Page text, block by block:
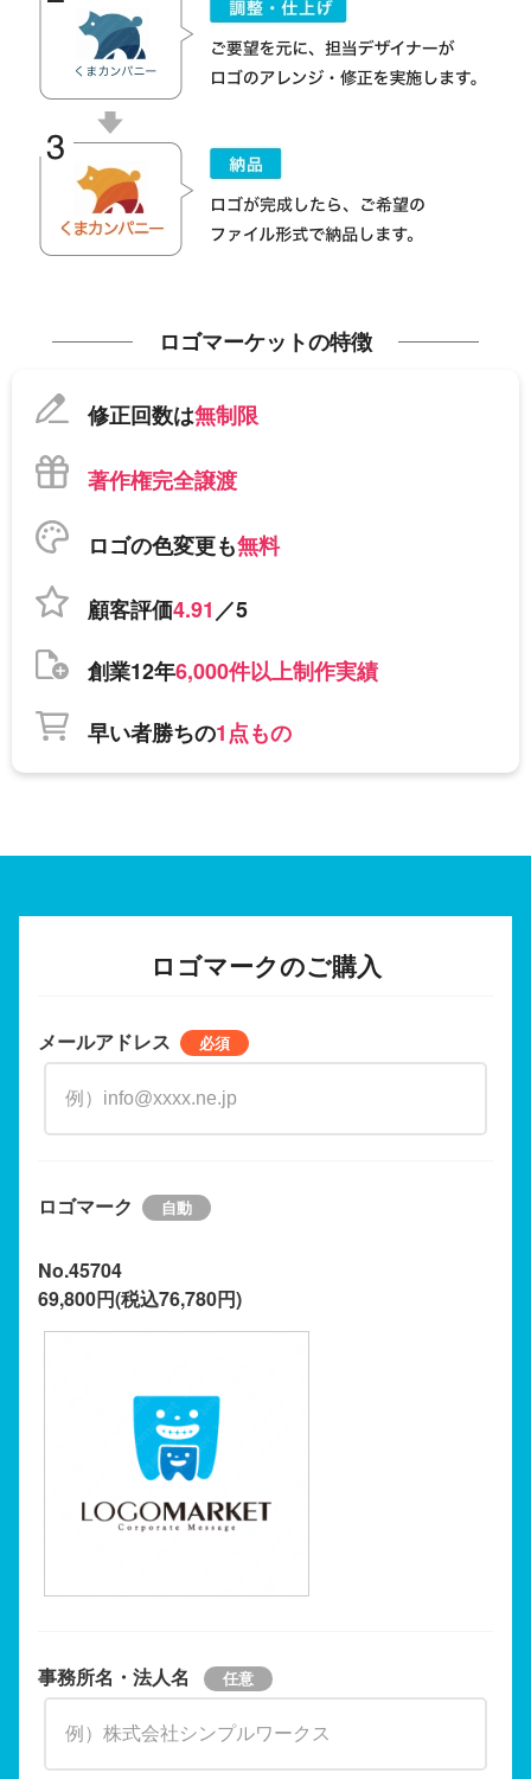
ロゴマーケットの特徴
修正回数は無制限
著作権完全譲渡
ロゴの色変更も無料
顧客評価4.91／5
創業12年6,000件以上制作実績
早い者勝ちの1点もの
ロゴマークのご購入
メールアドレス
ロゴマーク
No.45704
69,800円(税込76,780円)
事務所名・法人名